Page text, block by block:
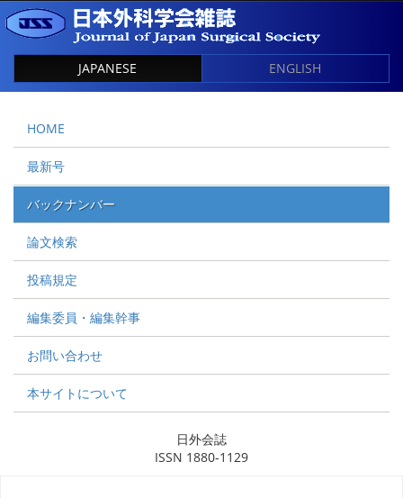
JAPANESE ENGLISH
HOME
最新号
バックナンバー
論文検索
投稿規定
編集委員・編集幹事
お問い合わせ
本サイトについて
日外会誌
ISSN 1880-1129